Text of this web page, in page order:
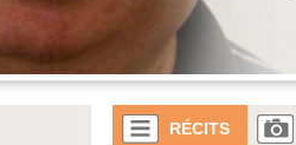
RÉCITS